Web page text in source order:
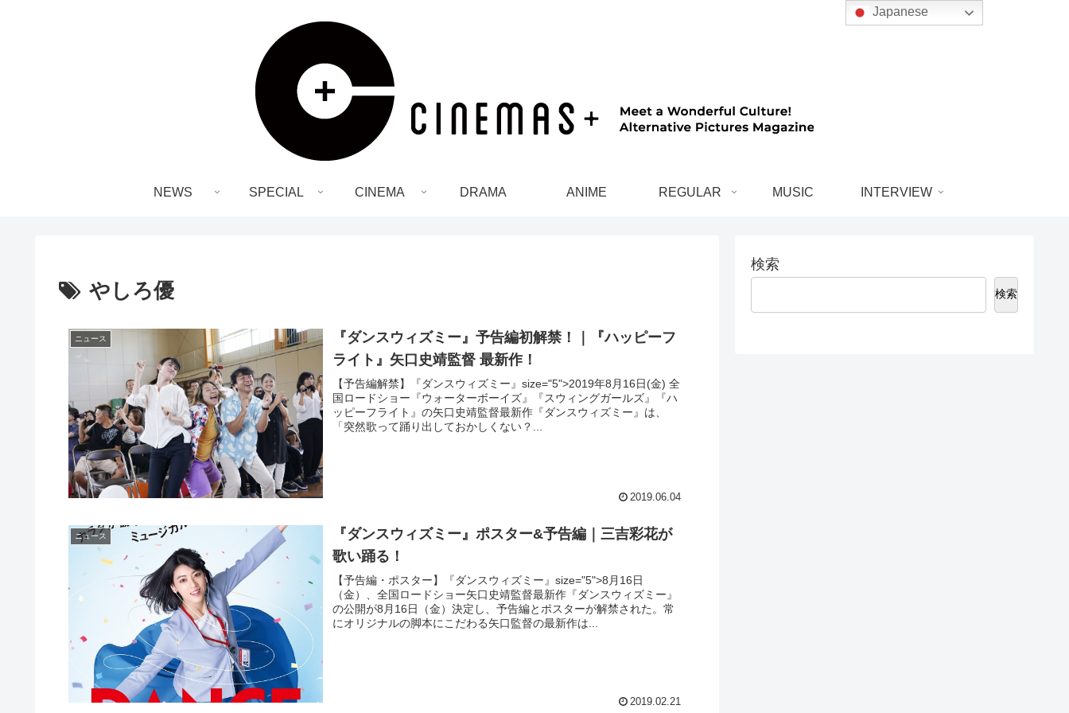
NEWS SPECIAL CINEMA DRAMA ANIME REGULAR MUSIC INTERVIEW
やしろ優
ニュース
『ダンスウィズミー』予告編初解禁！｜『ハッピーフ
ライト』矢口史靖監督 最新作！
【予告編解禁】『ダンスウィズミー』size="5">2019年8月16日(金) 全
国ロードショー『ウォーターボーイズ』『スウィングガールズ』『ハ
ッピーフライト』の矢口史靖監督最新作『ダンスウィズミー』は、
「突然歌って踊り出しておかしくない？...
2019.06.04
ニュース
『ダンスウィズミー』ポスター&予告編｜三吉彩花が
歌い踊る！
【予告編・ポスター】『ダンスウィズミー』size="5">8月16日
（金）、全国ロードショー矢口史靖監督最新作『ダンスウィズミー』
の公開が8月16日（金）決定し、予告編とポスターが解禁された。常
にオリジナルの脚本にこだわる矢口監督の最新作は...
2019.02.21
検索
検索
Japanese